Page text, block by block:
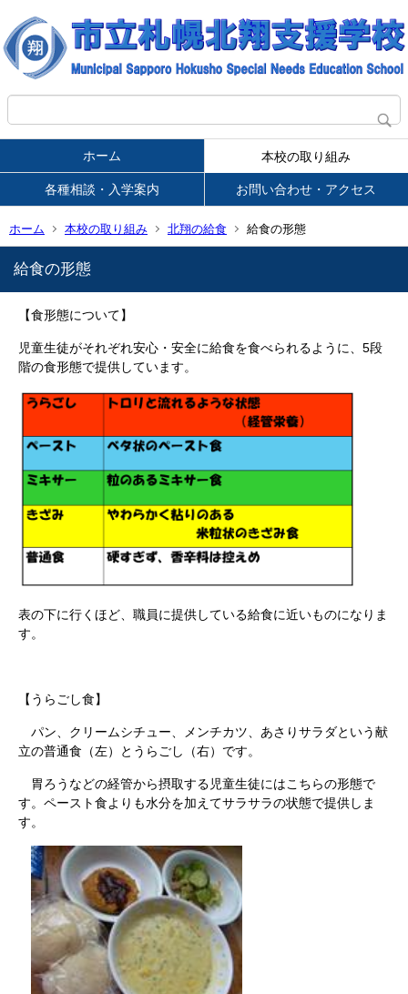
ホーム 本校の取り組み
各種相談・入学案内 お問い合わせ・アクセス
ホーム 本校の取り組み 北翔の給食 給食の形態
給食の形態
【食形態について】
児童生徒がそれぞれ安心・安全に給食を食べられるように、5段
階の食形態で提供しています。
表の下に行くほど、職員に提供している給食に近いものになりま
す。
【うらごし食】
パン、クリームシチュー、メンチカツ、あさりサラダという献
立の普通食（左）とうらごし（右）です。
胃ろうなどの経管から摂取する児童生徒にはこちらの形態で
す。ペースト食よりも水分を加えてサラサラの状態で提供しま
す。